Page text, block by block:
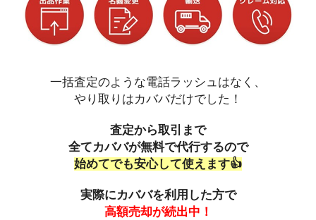
一括査定のような電話ラッシュはなく、
やり取りはカババだけでした！
査定から取引まで
全てカババが無料で代行するので
始めてでも安心して使えます👍
実際にカババを利用した方で
高額売却が続出中！